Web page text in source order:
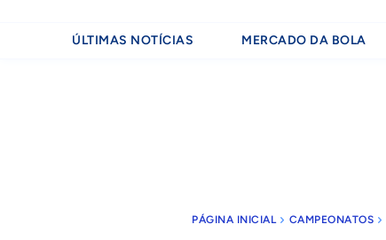
ÚLTIMAS NOTÍCIAS MERCADO DA BOLA
PÁGINA INICIAL CAMPEONATOS